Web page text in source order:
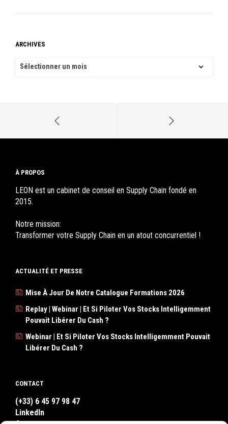
ARCHIVES
ARCHIVES
À PROPOS
LEON est un cabinet de conseil en Supply Chain fondé en
2015.
Notre mission:
Transformer votre Supply Chain en un atout concurrentiel !
ACTUALITÉ ET PRESSE
Mise À Jour De Notre Catalogue Formations 2026
Replay | Webinar | Et Si Piloter Vos Stocks Intelligemment
Pouvait Libérer Du Cash ?
Webinar | Et Si Piloter Vos Stocks Intelligemment Pouvait
Libérer Du Cash ?
CONTACT
(+33) 6 45 97 98 47
LinkedIn